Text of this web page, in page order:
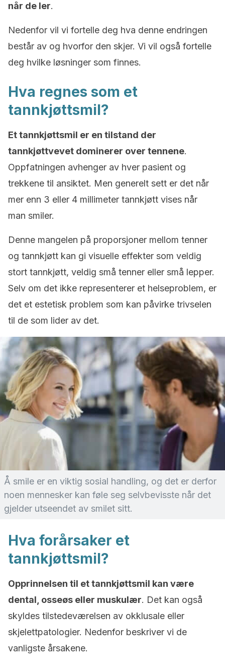
når de ler.
Nedenfor vil vi fortelle deg hva denne endringen
består av og hvorfor den skjer. Vi vil også fortelle
deg hvilke løsninger som finnes.
Hva regnes som et
tannkjøttsmil?
Et tannkjøttsmil er en tilstand der
tannkjøttvevet dominerer over tennene.
Oppfatningen avhenger av hver pasient og
trekkene til ansiktet. Men generelt sett er det når
mer enn 3 eller 4 millimeter tannkjøtt vises når
man smiler.
Denne mangelen på proporsjoner mellom tenner
og tannkjøtt kan gi visuelle effekter som veldig
stort tannkjøtt, veldig små tenner eller små lepper.
Selv om det ikke representerer et helseproblem, er
det et estetisk problem som kan påvirke trivselen
til de som lider av det.
Å smile er en viktig sosial handling, og det er derfor
noen mennesker kan føle seg selvbevisste når det
gjelder utseendet av smilet sitt.
Hva forårsaker et
tannkjøttsmil?
Opprinnelsen til et tannkjøttsmil kan være
dental, osseøs eller muskulær. Det kan også
skyldes tilstedeværelsen av okklusale eller
skjelettpatologier. Nedenfor beskriver vi de
vanligste årsakene.